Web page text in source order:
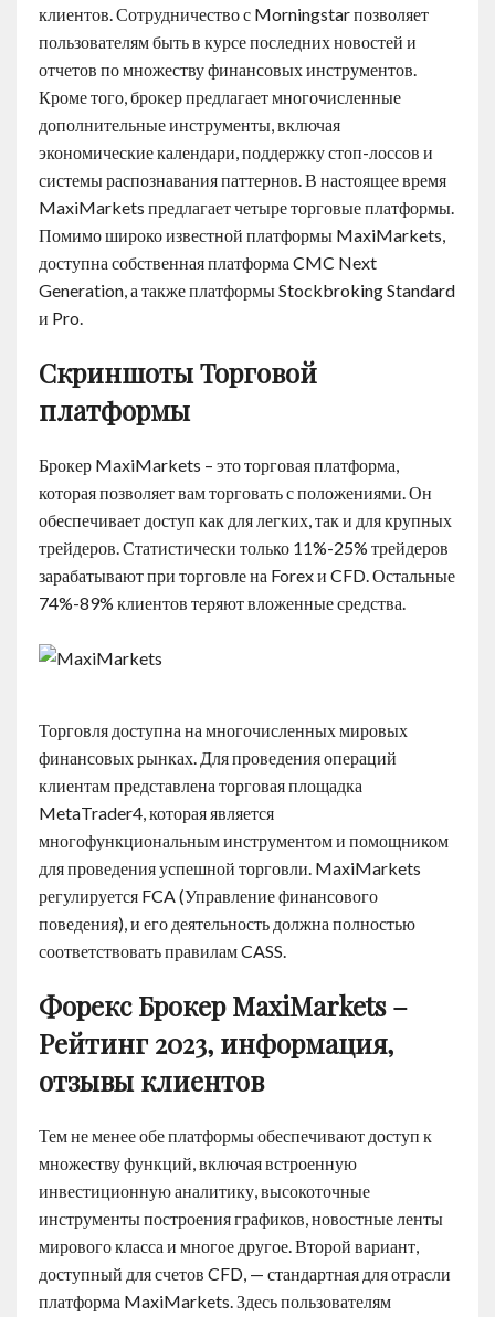
клиентов. Сотрудничество с Morningstar позволяет
пользователям быть в курсе последних новостей и
отчетов по множеству финансовых инструментов.
Кроме того, брокер предлагает многочисленные
дополнительные инструменты, включая
экономические календари, поддержку стоп-лоссов и
системы распознавания паттернов. В настоящее время
MaxiMarkets предлагает четыре торговые платформы.
Помимо широко известной платформы MaxiMarkets,
доступна собственная платформа CMC Next
Generation, а также платформы Stockbroking Standard
и Pro.
Скриншоты Торговой
платформы
Брокер MaxiMarkets – это торговая платформа,
которая позволяет вам торговать с положениями. Он
обеспечивает доступ как для легких, так и для крупных
трейдеров. Статистически только 11%-25% трейдеров
зарабатывают при торговле на Forex и CFD. Остальные
74%-89% клиентов теряют вложенные средства.
Торговля доступна на многочисленных мировых
финансовых рынках. Для проведения операций
клиентам представлена торговая площадка
MetaTrader4, которая является
многофункциональным инструментом и помощником
для проведения успешной торговли. MaxiMarkets
регулируется FCA (Управление финансового
поведения), и его деятельность должна полностью
соответствовать правилам CASS.
Форекс Брокер MaxiMarkets –
Рейтинг 2023, информация,
отзывы клиентов
Тем не менее обе платформы обеспечивают доступ к
множеству функций, включая встроенную
инвестиционную аналитику, высокоточные
инструменты построения графиков, новостные ленты
мирового класса и многое другое. Второй вариант,
доступный для счетов CFD, — стандартная для отрасли
платформа MaxiMarkets. Здесь пользователям